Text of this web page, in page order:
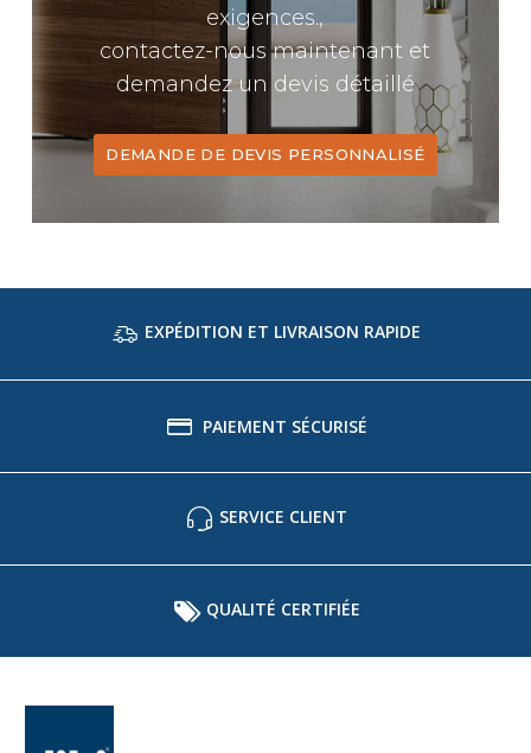
exigences.,
contactez-nous maintenant et
demandez un devis détaillé
DEMANDE DE DEVIS PERSONNALISÉ
EXPÉDITION ET LIVRAISON RAPIDE
PAIEMENT SÉCURISÉ
SERVICE CLIENT
QUALITÉ CERTIFIÉE